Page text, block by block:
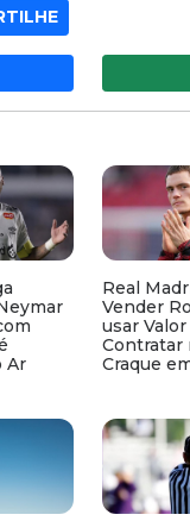
Ar
Real
Vender
usar Valor
Contratar
Craque